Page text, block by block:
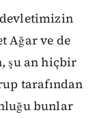
devletimizin
Ağar ve de
şu an hiçbir
tarafından
bunlar